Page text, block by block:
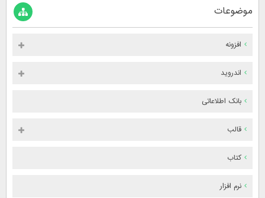
موضوعات
افزونه
اندروید
بانک اطلاعاتی
قالب
کتاب
نرم افزار